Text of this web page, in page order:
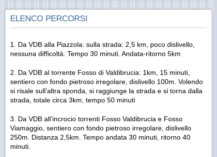
ELENCO PERCORSI
1. Da VDB alla Piazzola: sulla strada: 2,5 km, poco dislivello,
nessuna difficoltà. Tempo 30 minuti. Andata-ritorno 5km
2. Da VDB al torrente Fosso di Valdibrucia: 1km, 15 minuti,
sentiero con fondo pietroso irregolare, dislivello 100m. Volendo
si risale sull’altra sponda, si raggiunge la strada e si torna dalla
strada, totale circa 3km, tempo 50 minuti
3. Da VDB all’incrocio torrenti Fosso Valdibrucia e Fosso
Viamaggio, sentiero con fondo pietroso irregolare, dislivello
250m. Distanza 2,5km. Tempo andata 30 minuti, ritorno 40
minuti.